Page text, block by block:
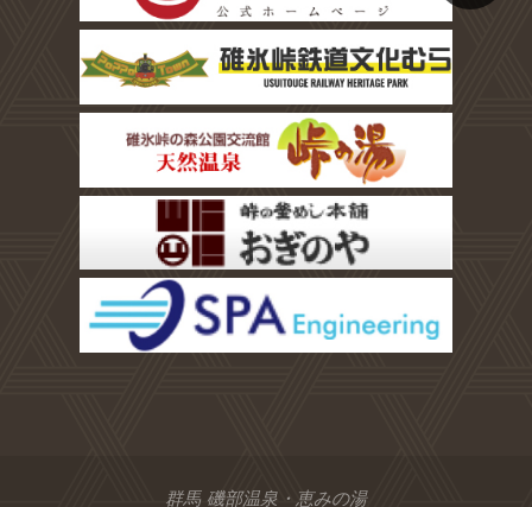
群馬 磯部温泉・恵みの湯